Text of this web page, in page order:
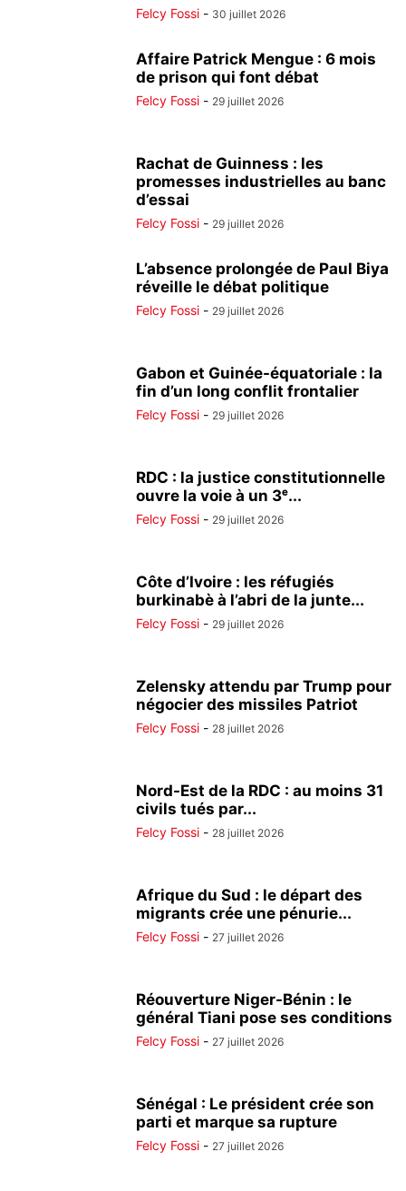
Felcy Fossi - 30 juillet 2026
Affaire Patrick Mengue : 6 mois
de prison qui font débat
Felcy Fossi - 29 juillet 2026
Rachat de Guinness : les
promesses industrielles au banc
d’essai
Felcy Fossi - 29 juillet 2026
L’absence prolongée de Paul Biya
réveille le débat politique
Felcy Fossi - 29 juillet 2026
Gabon et Guinée-équatoriale : la
fin d’un long conflit frontalier
Felcy Fossi - 29 juillet 2026
RDC : la justice constitutionnelle
ouvre la voie à un 3ᵉ...
Felcy Fossi - 29 juillet 2026
Côte d’Ivoire : les réfugiés
burkinabè à l’abri de la junte...
Felcy Fossi - 29 juillet 2026
Zelensky attendu par Trump pour
négocier des missiles Patriot
Felcy Fossi - 28 juillet 2026
Nord-Est de la RDC : au moins 31
civils tués par...
Felcy Fossi - 28 juillet 2026
Afrique du Sud : le départ des
migrants crée une pénurie...
Felcy Fossi - 27 juillet 2026
Réouverture Niger-Bénin : le
général Tiani pose ses conditions
Felcy Fossi - 27 juillet 2026
Sénégal : Le président crée son
parti et marque sa rupture
Felcy Fossi - 27 juillet 2026